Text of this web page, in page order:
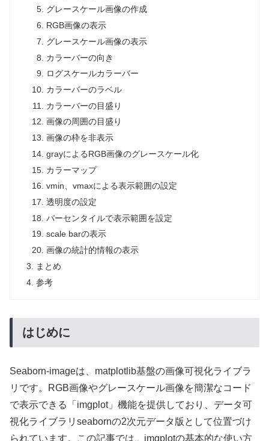
グレースケール画像の作成
RGB画像の表示
グレースケール画像の表示
カラーバーの向き
ログスケールカラーバー
カラーバーのラベル
カラーバーの目盛り
画像の周囲の目盛り
画像の枠を非表示
grayによるRGB画像のグレースケール化
カラーマップ
vmin、vmaxによる表示範囲の設定
透明度の設定
パーセンタイルで表示範囲を設定
scale barの表示
画像の統計的情報の表示
まとめ
参考
はじめに
Seaborn-imageは、matplotlib基盤の画像可視化ライブラ
リです。RGB画像やグレースケール画像を簡潔なコード
で表示できる「imgplot」機能を提供しており、データ可
視化ライブラリseabornの2次元データ版として位置づけ
られています。この記事では、imgplotの基本的な使い方